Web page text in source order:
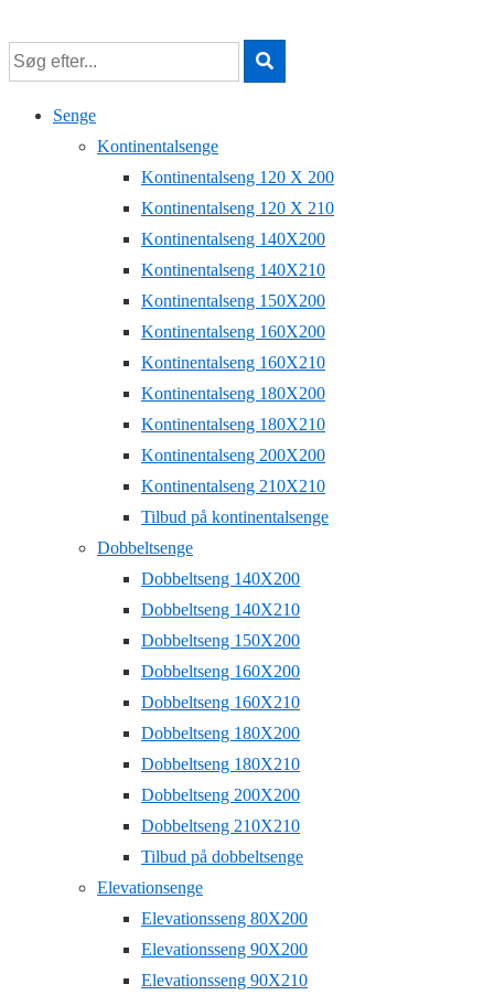
Hop
til
hovedindhold
Senge
Kontinentalsenge
Kontinentalseng 120 X 200
Kontinentalseng 120 X 210
Kontinentalseng 140X200
Kontinentalseng 140X210
Kontinentalseng 150X200
Kontinentalseng 160X200
Kontinentalseng 160X210
Kontinentalseng 180X200
Kontinentalseng 180X210
Kontinentalseng 200X200
Kontinentalseng 210X210
Tilbud på kontinentalsenge
Dobbeltsenge
Dobbeltseng 140X200
Dobbeltseng 140X210
Dobbeltseng 150X200
Dobbeltseng 160X200
Dobbeltseng 160X210
Dobbeltseng 180X200
Dobbeltseng 180X210
Dobbeltseng 200X200
Dobbeltseng 210X210
Tilbud på dobbeltsenge
Elevationsenge
Elevationsseng 80X200
Elevationsseng 90X200
Elevationsseng 90X210